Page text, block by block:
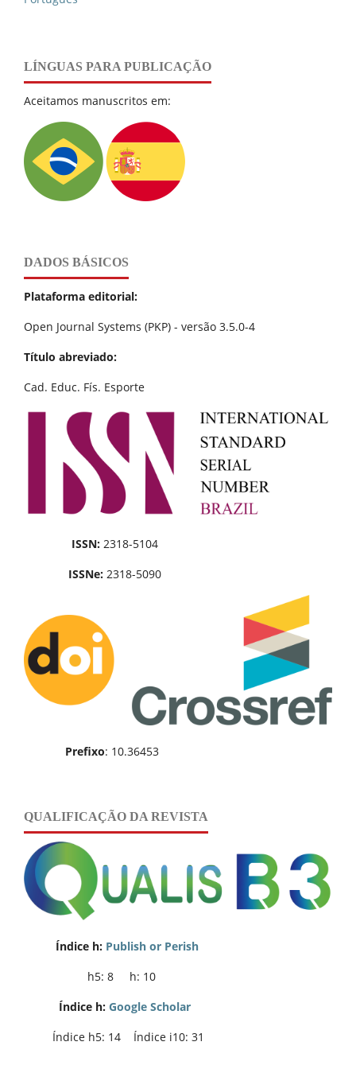
LÍNGUAS PARA PUBLICAÇÃO
Aceitamos manuscritos em:
DADOS BÁSICOS
Plataforma editorial:
Open Journal Systems (PKP) - versão 3.5.0-4
Título abreviado:
Cad. Educ. Fís. Esporte
ISSN: 2318-5104
ISSNe: 2318-5090
Prefixo: 10.36453
QUALIFICAÇÃO DA REVISTA
Índice h: Publish or Perish
h5: 8 h: 10
Índice h: Google Scholar
Índice h5: 14 Índice i10: 31